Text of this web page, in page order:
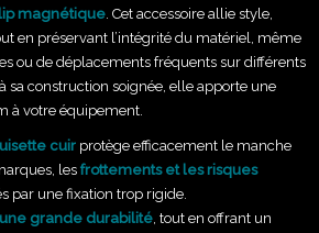
magnétique. Cet accessoire allie style,
en préservant l’intégrité du matériel, même
ou de déplacements fréquents sur différents
sa construction soignée, elle apporte une
à votre équipement.
cuir protège efficacement le manche
les frottements et les risques
par une fixation trop rigide.
grande durabilité, tout en offrant un